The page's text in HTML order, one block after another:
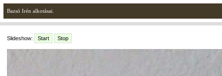
Bazsó Irén alkotásai.
Slideshow: Start Stop